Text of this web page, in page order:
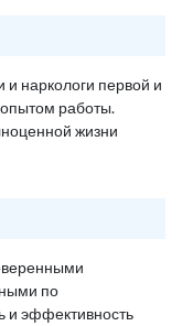
и наркологи первой и
работы.
жизни
по
и эффективность